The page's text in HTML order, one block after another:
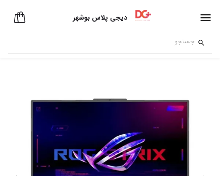
دیجی پلاس بوشهر